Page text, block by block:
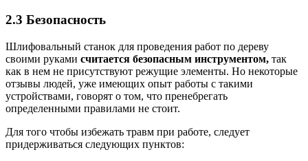
2.3 Безопасность
Шлифовальный станок для проведения работ по дереву
своими руками считается безопасным инструментом, так
как в нем не присутствуют режущие элементы. Но некоторые
отзывы людей, уже имеющих опыт работы с такими
устройствами, говорят о том, что пренебрегать
определенными правилами не стоит.
Для того чтобы избежать травм при работе, следует
придерживаться следующих пунктов: